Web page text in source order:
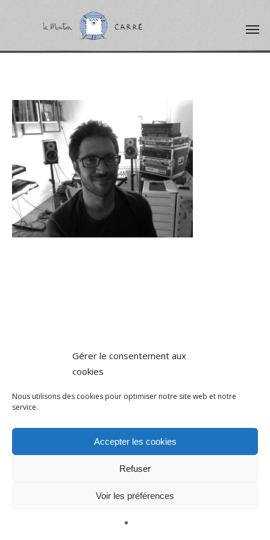
Gérer le consentement aux
cookies
Nous utilisons des cookies pour optimiser notre site web et notre
service.
Accepter les cookies
Refuser
Voir les préférences